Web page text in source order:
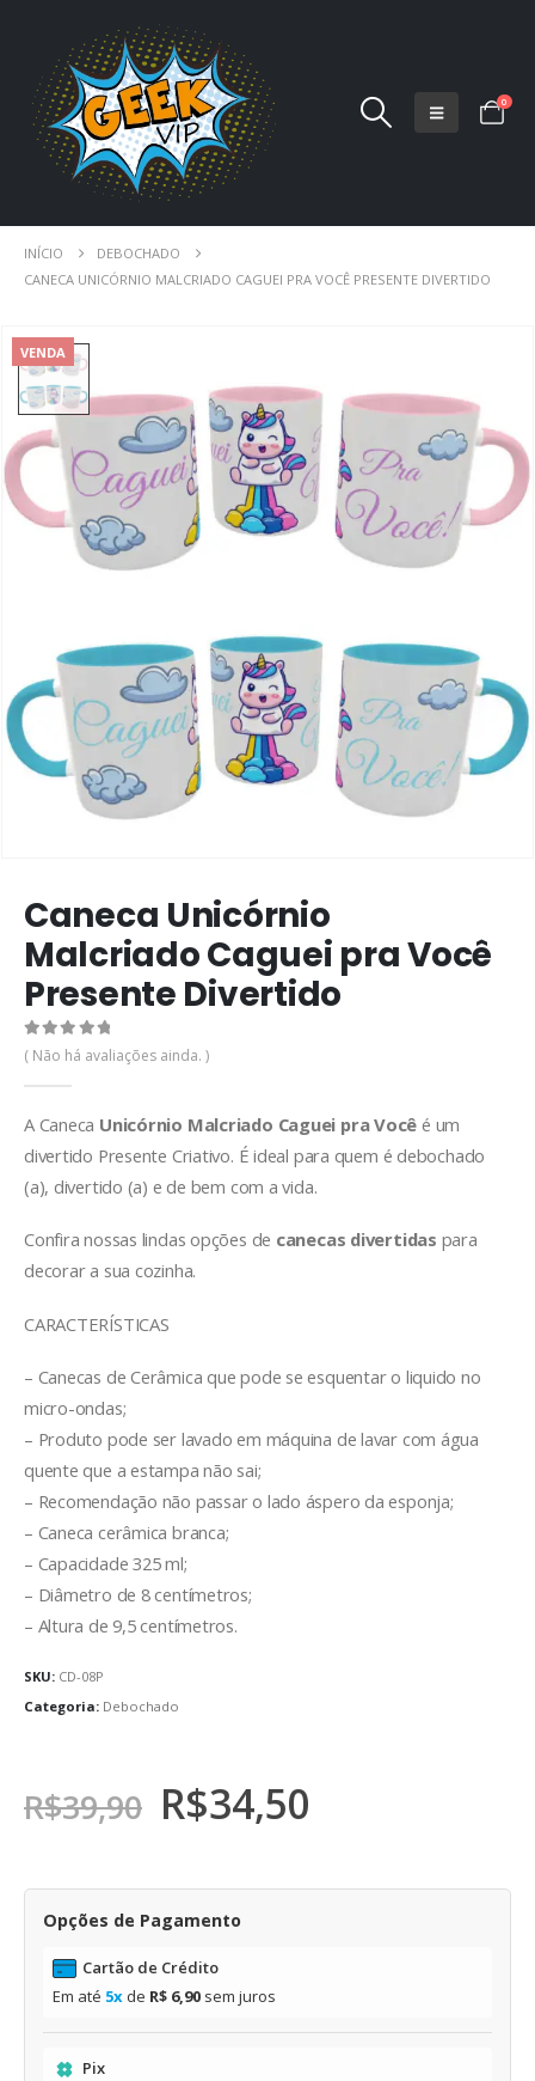
0
INÍCIO
DEBOCHADO
CANECA UNICÓRNIO MALCRIADO CAGUEI PRA VOCÊ PRESENTE DIVERTIDO
VENDA
Caneca Unicórnio
Malcriado Caguei pra Você
Presente Divertido
0 de 5
( Não há avaliações ainda. )
A Caneca Unicórnio Malcriado Caguei pra Você é um
divertido Presente Criativo. É ideal para quem é debochado
(a), divertido (a) e de bem com a vida.
Confira nossas lindas opções de canecas divertidas para
decorar a sua cozinha.
CARACTERÍSTICAS
– Canecas de Cerâmica que pode se esquentar o liquido no
micro-ondas;
– Produto pode ser lavado em máquina de lavar com água
quente que a estampa não sai;
– Recomendação não passar o lado áspero da esponja;
– Caneca cerâmica branca;
– Capacidade 325 ml;
– Diâmetro de 8 centímetros;
– Altura de 9,5 centímetros.
SKU: CD-08P
Categoria: Debochado
R$39,90 R$34,50
Opções de Pagamento
Cartão de Crédito
Em até 5x de R$ 6,90 sem juros
Pix